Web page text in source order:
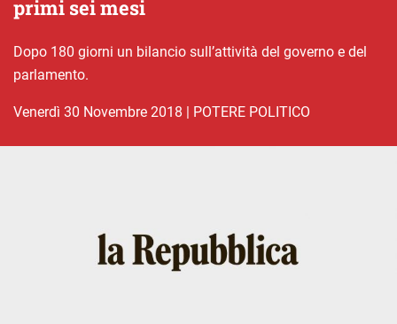
primi sei mesi
Dopo 180 giorni un bilancio sull’attività del governo e del
parlamento.
venerdì 30 Novembre 2018 | POTERE POLITICO